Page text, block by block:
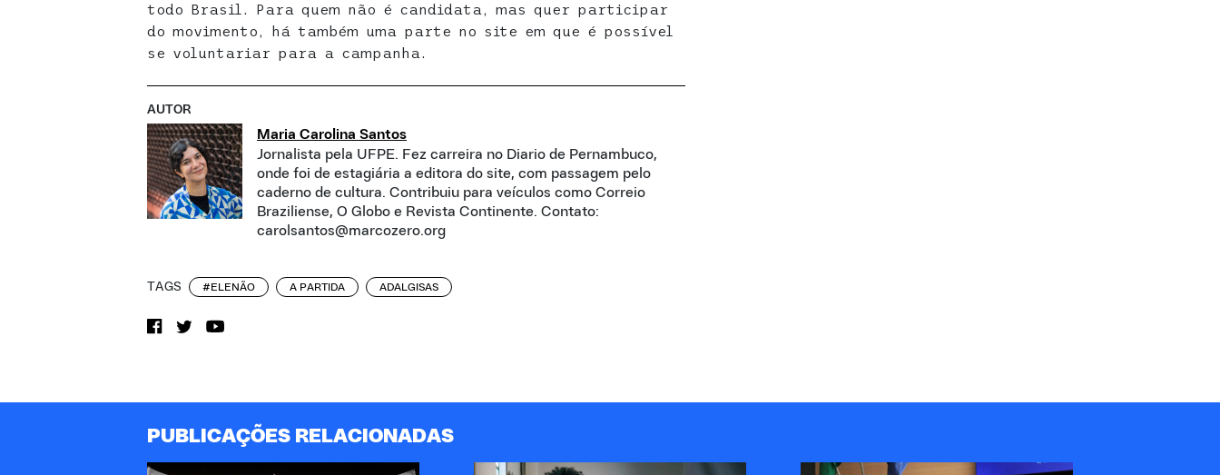
todo Brasil. Para quem não é candidata, mas quer participar
do movimento, há também uma parte no site em que é possível
se voluntariar para a campanha.
AUTOR
Maria Carolina Santos
Jornalista pela UFPE. Fez carreira no Diario de Pernambuco,
onde foi de estagiária a editora do site, com passagem pelo
caderno de cultura. Contribuiu para veículos como Correio
Braziliense, O Globo e Revista Continente. Contato:
carolsantos@marcozero.org
TAGS #ELENÃO A PARTIDA ADALGISAS
PUBLICAÇÕES RELACIONADAS